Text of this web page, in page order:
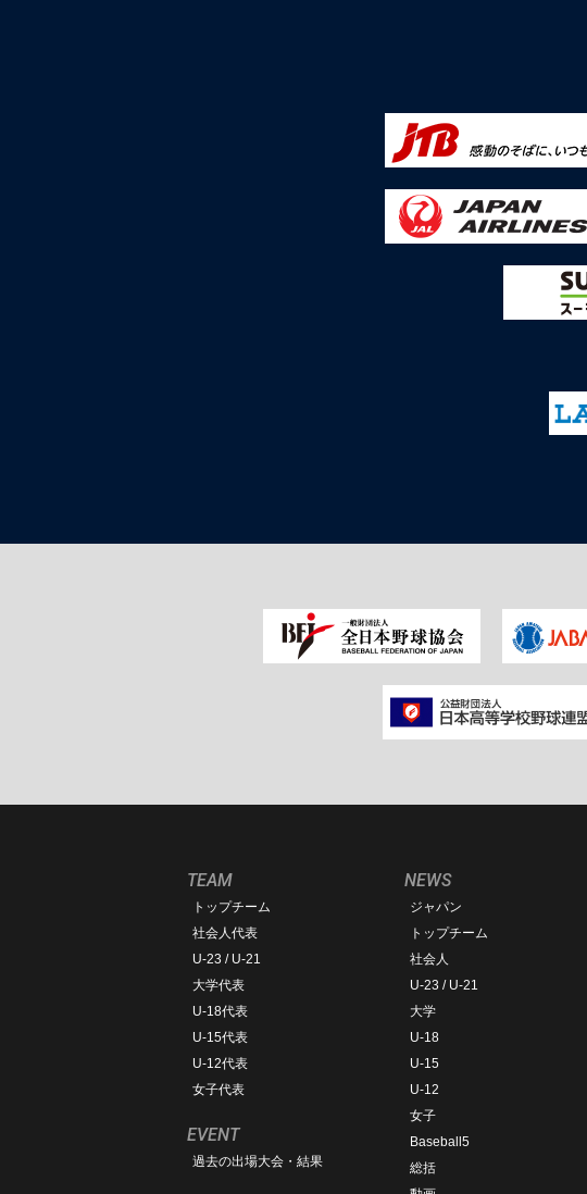
TEAM
トップチーム
社会人代表
U-23 / U-21
大学代表
U-18代表
U-15代表
U-12代表
女子代表
EVENT
過去の出場大会・結果
NEWS
ジャパン
トップチーム
社会人
U-23 / U-21
大学
U-18
U-15
U-12
女子
Baseball5
総括